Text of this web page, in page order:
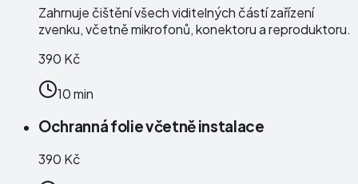
Zahrnuje čištění všech viditelných částí zařízení
zvenku, včetně mikrofonů, konektoru a reproduktoru.
390 Kč
10 min
Ochranná folie včetně instalace
390 Kč